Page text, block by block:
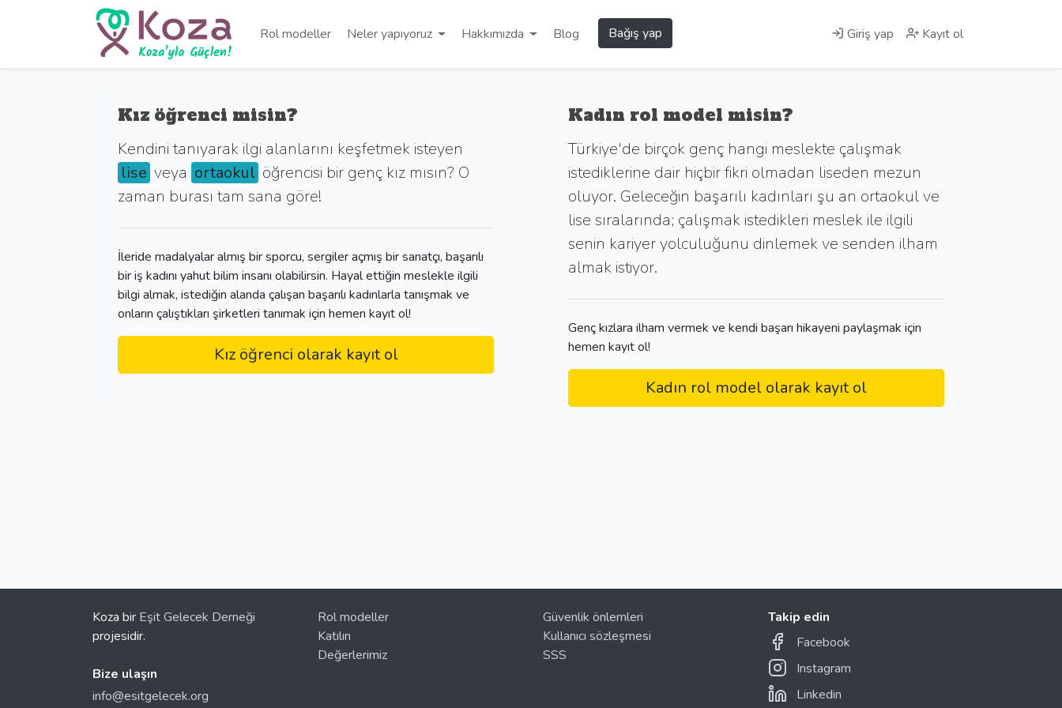
Rol modeller Neler yapıyoruz Hakkımızda Blog Bağış yap Giriş yap Kayıt ol
Kız öğrenci misin?
Kendini tanıyarak ilgi alanlarını keşfetmek isteyen
lise veya ortaokul öğrencisi bir genç kız mısın? O
zaman burası tam sana göre!
İleride madalyalar almış bir sporcu, sergiler açmış bir sanatçı, başarılı
bir iş kadını yahut bilim insanı olabilirsin. Hayal ettiğin meslekle ilgili
bilgi almak, istediğin alanda çalışan başarılı kadınlarla tanışmak ve
onların çalıştıkları şirketleri tanımak için hemen kayıt ol!
Kız öğrenci olarak kayıt ol
Kadın rol model misin?
Türkiye'de birçok genç hangi meslekte çalışmak
istediklerine dair hiçbir fikri olmadan liseden mezun
oluyor. Geleceğin başarılı kadınları şu an ortaokul ve
lise sıralarında; çalışmak istedikleri meslek ile ilgili
senin kariyer yolculuğunu dinlemek ve senden ilham
almak istiyor.
Genç kızlara ilham vermek ve kendi başarı hikayeni paylaşmak için
hemen kayıt ol!
Kadın rol model olarak kayıt ol
Koza bir Eşit Gelecek Derneği
projesidir.
Bize ulaşın
info@esitgelecek.org
Rol modeller
Katılın
Değerlerimiz
Güvenlik önlemleri
Kullanıcı sözleşmesi
SSS
Takip edin
Facebook
Instagram
Linkedin